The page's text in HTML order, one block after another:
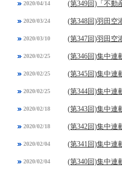
2020/04/14 (第349回)「不動
2020/03/24 (第348回)羽田空
2020/03/10 (第347回)羽田空
2020/02/25 (第346回)集中連
2020/02/25 (第345回)集中連
2020/02/25 (第344回)集中連
2020/02/18 (第343回)集中連
2020/02/18 (第342回)集中連
2020/02/04 (第341回)集中連
2020/02/04 (第340回)集中連